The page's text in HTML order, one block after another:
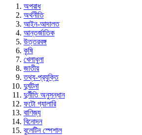
অপরাধ
অর্থনীতি
আইন-আদালত
আন্তর্জাতিক
উত্তরবঙ্গ
কৃষি
খেলাধুলা
জাতীয়
তথ্য-প্রযুক্তি
দুর্ঘটনা
দুর্নীতি অনুসন্ধান
ফটো গ্যালারি
বাণিজ্য
বিনোদন
বুলেটিন স্পেশাল